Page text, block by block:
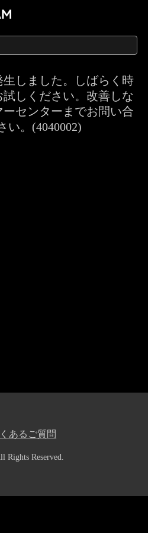
しました。しばらく時
しください。改善しな
センターまでお問い合
い。(4040002)
あるご質問
Rights Reserved.